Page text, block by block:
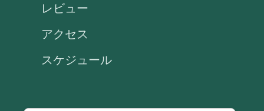
レビュー
アクセス
スケジュール